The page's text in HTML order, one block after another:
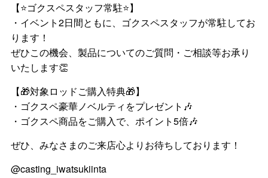
【⭐ゴクスペスタッフ常駐⭐】
・イベント2日間ともに、ゴクスペスタッフが常駐してお
ります！
ぜひこの機会、製品についてのご質問・ご相談等お承り
いたします👏
【🎁対象ロッドご購入特典🎁】
・ゴクスペ豪華ノベルティをプレゼント🎶
・ゴクスペ商品をご購入で、ポイント5倍🎶
ぜひ、みなさまのご来店心よりお待ちしております！
@casting_iwatsukiinta